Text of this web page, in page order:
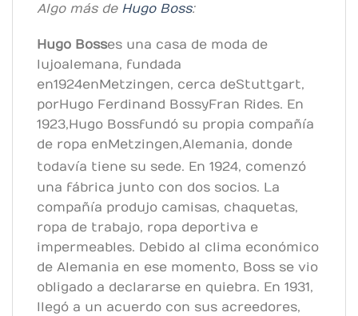
Algo más de Hugo Boss:
Hugo Bosses una casa de moda de
lujo alemana, fundada
en 1924 en Metzingen, cerca de Stuttgart,
por Hugo Ferdinand Boss y Fran Rides. En
1923, Hugo Boss fundó su propia compañía
de ropa en Metzingen, Alemania, donde
todavía tiene su sede. ​ En 1924, comenzó
una fábrica junto con dos socios. La
compañía produjo camisas, chaquetas,
ropa de trabajo, ropa deportiva e
impermeables. Debido al clima económico
de Alemania en ese momento, Boss se vio
obligado a declararse en quiebra. En 1931,
llegó a un acuerdo con sus acreedores,